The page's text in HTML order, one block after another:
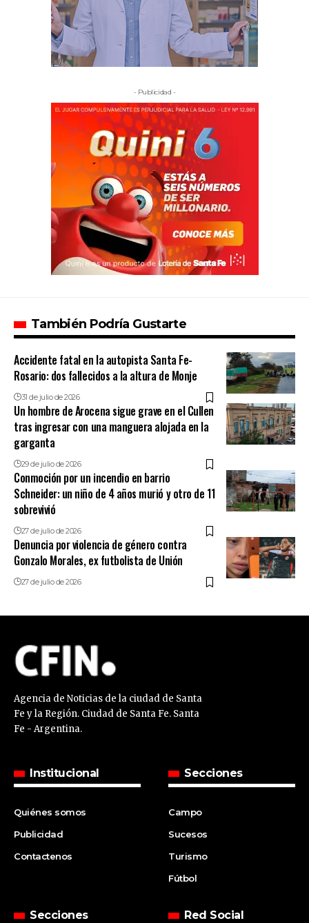
- Publicidad -
También Podría Gustarte
Accidente fatal en la autopista Santa Fe-
Rosario: dos fallecidos a la altura de Monje
31 de julio de 2026
Un hombre de Arocena sigue grave en el Cullen
tras ingresar con una manguera alojada en la
garganta
29 de julio de 2026
Conmoción por un incendio en barrio
Schneider: un niño de 4 años murió y otro de 11
sobrevivió
27 de julio de 2026
Denuncia por violencia de género contra
Gonzalo Morales, ex futbolista de Unión
27 de julio de 2026
Agencia de Noticias de la ciudad de Santa
Fe y la Región. Ciudad de Santa Fe. Santa
Fe - Argentina.
Institucional
Quiénes somos
Publicidad
Contactenos
Secciones
Campo
Sucesos
Turismo
Fútbol
Secciones Red Social